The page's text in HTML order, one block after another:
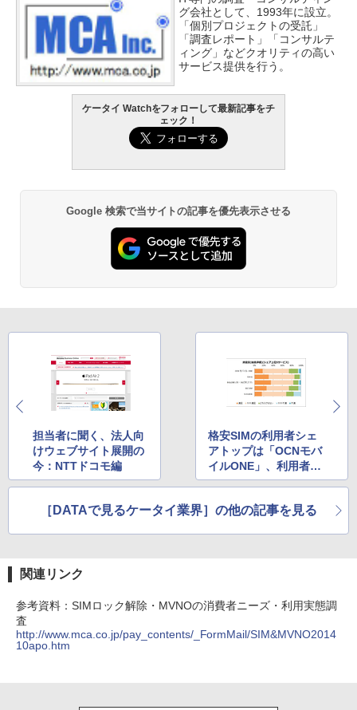
グ会社として、1993年に設立。
「個別プロジェクトの受託」
「調査レポート」「コンサルテ
ィング」などクオリティの高い
サービス提供を行う。
ケータイ Watchをフォローして最新記事をチ
ェック！
Google 検索で当サイトの記事を優先表示させる
担当者に聞く、法人向
けウェブサイト展開の
今：NTTドコモ編
格安SIMの利用者シェ
アトップは「OCNモバ
イルONE」、利用者の
満足度評価1位は「IIJ
［DATAで見るケータイ業界］の他の記事を見る
関連リンク
参考資料：SIMロック解除・MVNOの消費者ニーズ・利用実態調
査
http://www.mca.co.jp/pay_contents/_FormMail/SIM&MVNO2014
10apo.htm